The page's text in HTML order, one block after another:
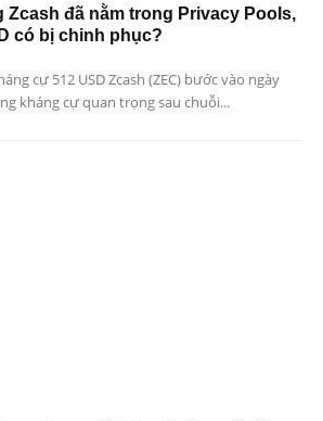
Zcash đã nằm trong Privacy Pools,
có bị chinh phục?
cự 512 USD Zcash (ZEC) bước vào ngày
kháng cự quan trọng sau chuỗi...